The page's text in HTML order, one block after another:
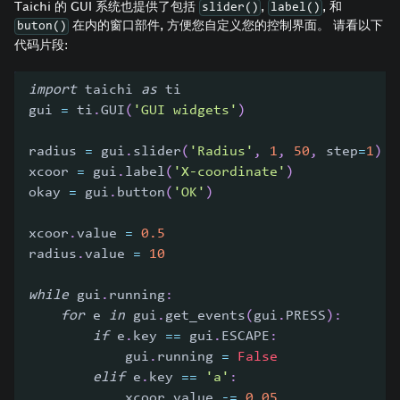
Taichi 的 GUI 系统也提供了包括 slider() , label() , 和
buton() 在内的窗口部件, 方便您自定义您的控制界面。 请看以下
代码片段:
import taichi as ti
gui = ti .GUI( 'GUI widgets' )
radius = gui . slider( 'Radius' , 1 , 50 , step=1 )
xcoor = gui . label( 'X-coordinate' )
okay = gui . button( 'OK' )
xcoor .value =
0.5
radius .value = 10
while gui . running:
for e in gui . get_events( gui . PRESS ) :
if e . key == gui . ESCAPE :
            gui
. running =
False
elif e . key == 'a' :